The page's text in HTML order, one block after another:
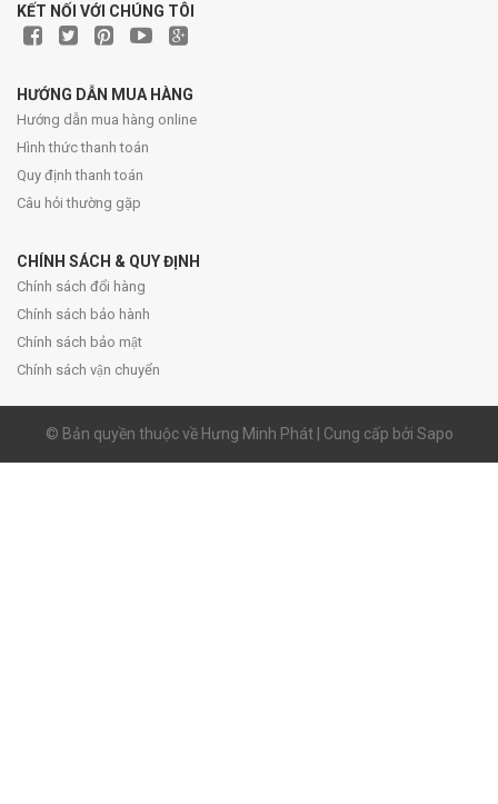
KẾT NỐI VỚI CHÚNG TÔI
HƯỚNG DẪN MUA HÀNG
Hướng dẫn mua hàng online
Hình thức thanh toán
Quy định thanh toán
Câu hỏi thường gặp
CHÍNH SÁCH & QUY ĐỊNH
Chính sách đổi hàng
Chính sách bảo hành
Chính sách bảo mật
Chính sách vận chuyển
© Bản quyền thuộc về Hưng Minh Phát | Cung cấp bởi Sapo